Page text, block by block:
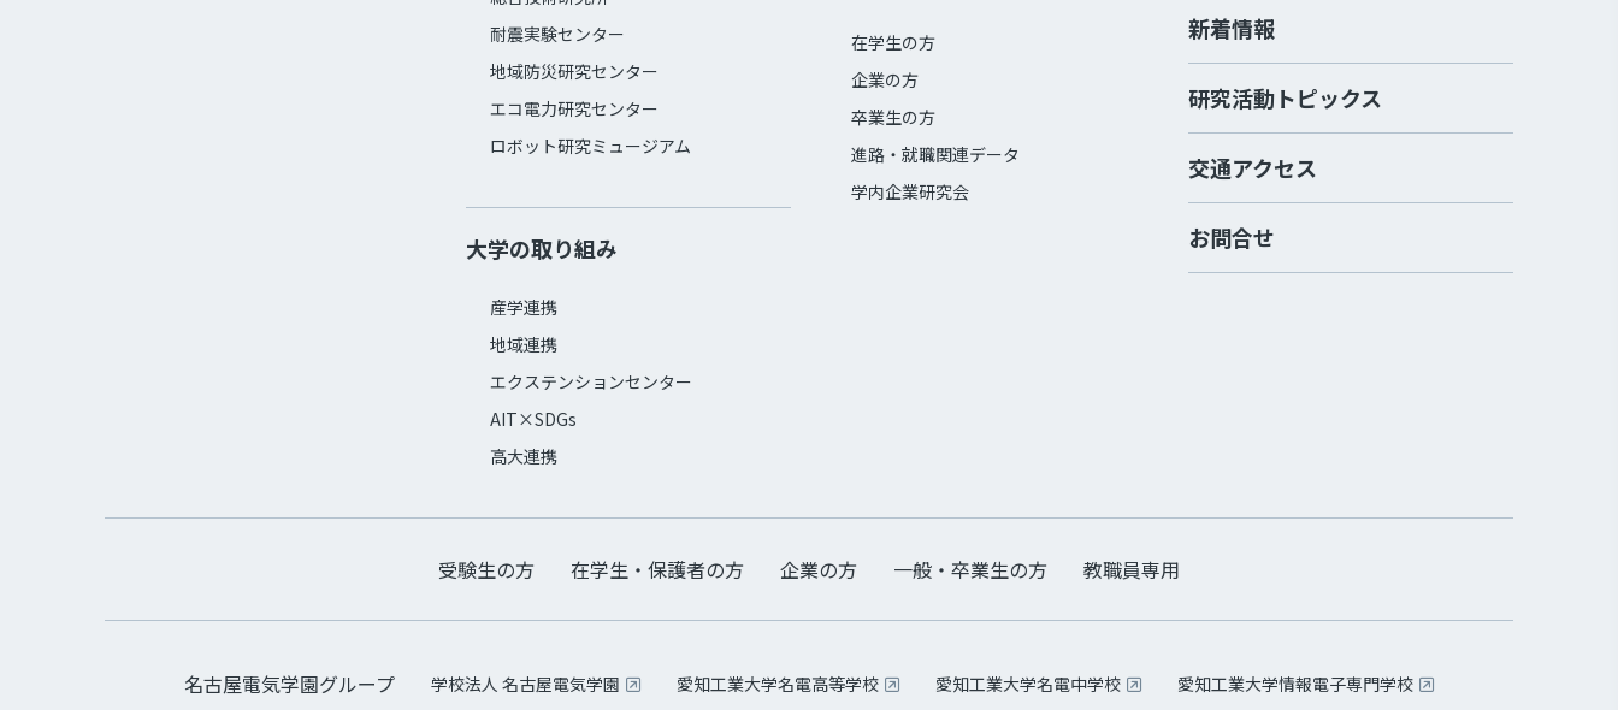
耐震実験センター
地域防災研究センター
エコ電力研究センター
ロボット研究ミュージアム
大学の取り組み
産学連携
地域連携
エクステンションセンター
AIT×SDGs
高大連携
在学生の方
企業の方
卒業生の方
進路・就職関連データ
学内企業研究会
新着情報
研究活動トピックス
交通アクセス
お問合せ
受験生の方 在学生・保護者の方 企業の方 一般・卒業生の方 教職員専用
名古屋電気学園グループ 学校法人 名古屋電気学園 愛知工業大学名電高等学校 愛知工業大学名電中学校 愛知工業大学情報電子専門学校